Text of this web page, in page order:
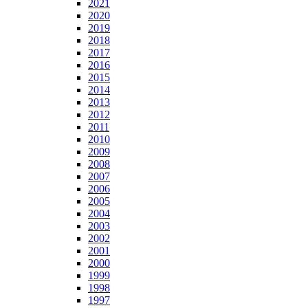
2021
2020
2019
2018
2017
2016
2015
2014
2013
2012
2011
2010
2009
2008
2007
2006
2005
2004
2003
2002
2001
2000
1999
1998
1997